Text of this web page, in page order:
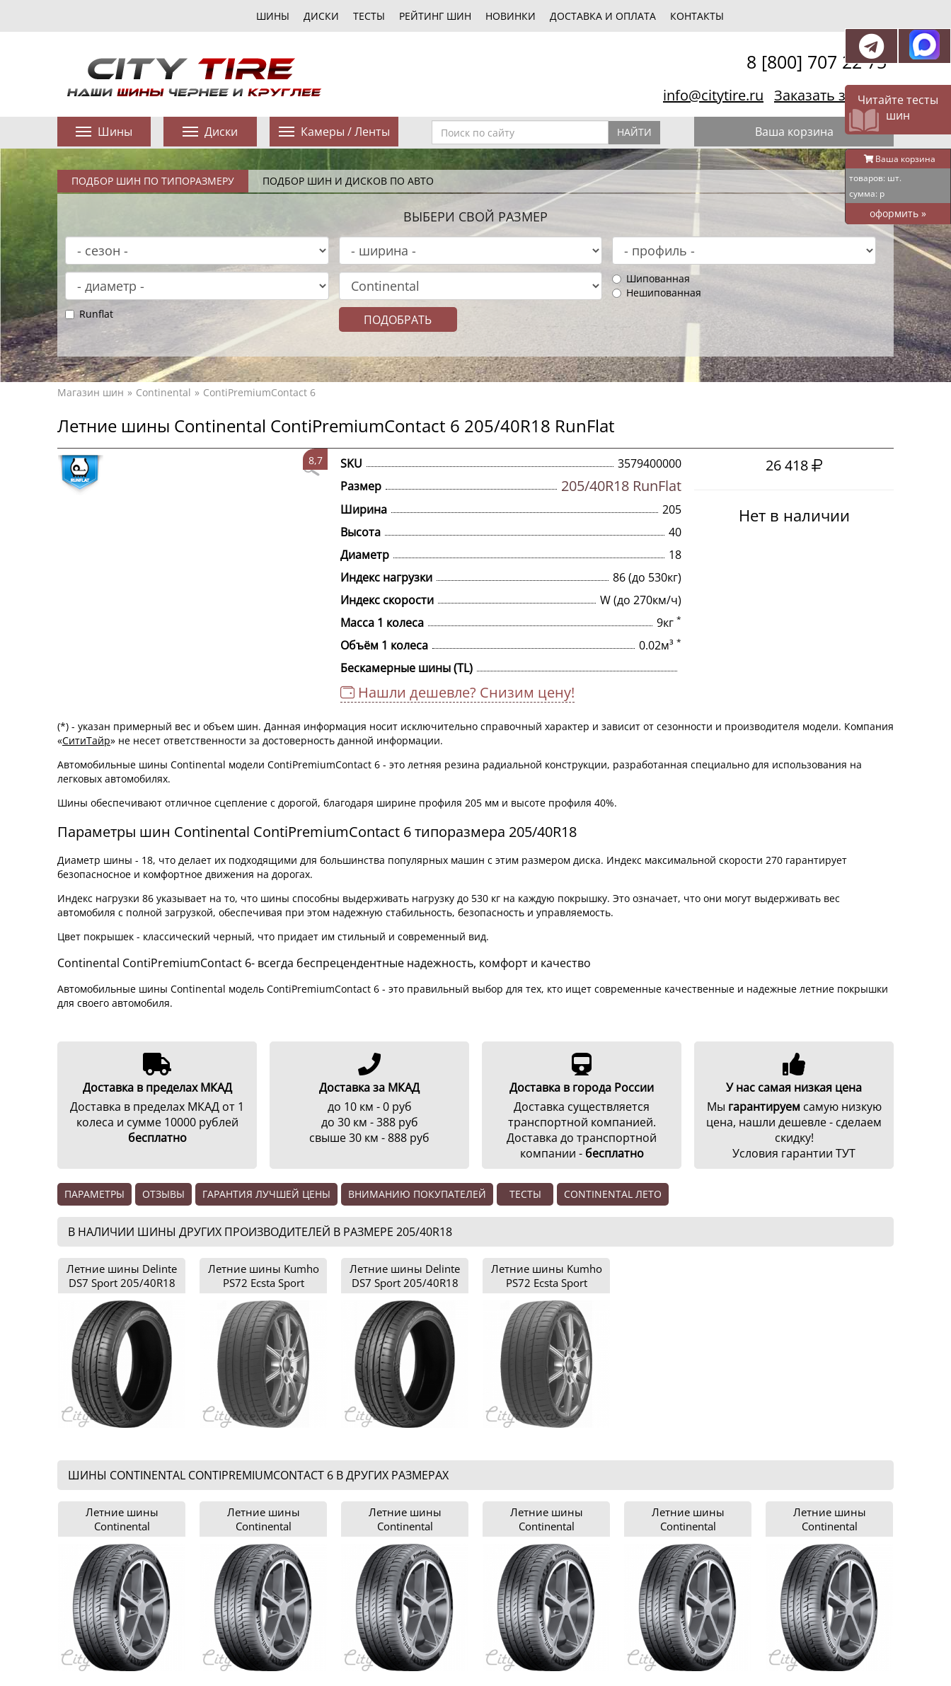
Читайте тесты
шин
Ваша корзина
товаров: шт.
сумма: р
оформить »
ШИНЫ ДИСКИ ТЕСТЫ РЕЙТИНГ ШИН НОВИНКИ ДОСТАВКА И ОПЛАТА КОНТАКТЫ
8 [800] 707 22 75
info@citytire.ru Заказать звонок
Шины Диски Камеры / Ленты НАЙТИ Ваша корзина
ПОДБОР ШИН ПО ТИПОРАЗМЕРУ ПОДБОР ШИН И ДИСКОВ ПО АВТО
ВЫБЕРИ СВОЙ РАЗМЕР
Шипованная
Нешипованная
Runflat
Магазин шин Continental ContiPremiumContact 6
Летние шины Continental ContiPremiumContact 6 205/40R18 RunFlat
8,7 SKU
3579400000
Размер
205/40R18 RunFlat
Ширина
205
Высота
40
Диаметр
18
Индекс нагрузки
86 (до 530кг)
Индекс скорости
W (до 270км/ч)
Масса 1 колеса
9кг *
Объём 1 колеса 0.02м³ *
Бескамерные шины (TL)
Нашли дешевле? Снизим цену!
26 418
Нет в наличии
(*) - указан примерный вес и объем шин. Данная информация носит исключительно справочный характер и зависит от сезонности и производителя модели. Компания
«СитиТайр» не несет ответственности за достоверность данной информации.
Автомобильные шины Continental модели ContiPremiumContact 6 - это летняя резина радиальной конструкции, разработанная специально для использования на
легковых автомобилях.
Шины обеспечивают отличное сцепление с дорогой, благодаря ширине профиля 205 мм и высоте профиля 40%.
Параметры шин Continental ContiPremiumContact 6 типоразмера 205/40R18
Диаметр шины - 18, что делает их подходящими для большинства популярных машин с этим размером диска. Индекс максимальной скорости 270 гарантирует
безопасносное и комфортное движения на дорогах.
Индекс нагрузки 86 указывает на то, что шины способны выдерживать нагрузку до 530 кг на каждую покрышку. Это означает, что они могут выдерживать вес
автомобиля с полной загрузкой, обеспечивая при этом надежную стабильность, безопасность и управляемость.
Цвет покрышек - классический черный, что придает им стильный и современный вид.
Continental ContiPremiumContact 6- всегда беспрецендентные надежность, комфорт и качество
Автомобильные шины Continental модель ContiPremiumContact 6 - это правильный выбор для тех, кто ищет современные качественные и надежные летние покрышки
для своего автомобиля.
Доставка в пределах МКАД
Доставка в пределах МКАД от 1
колеса и сумме 10000 рублей
бесплатно
Доставка за МКАД
до 10 км - 0 руб
до 30 км - 388 руб
свыше 30 км - 888 руб
Доставка в города России
Доставка существляется
транспортной компанией.
Доставка до транспортной
компании - бесплатно
У нас самая низкая цена
Мы гарантируем самую низкую
цена, нашли дешевле - сделаем
скидку!
Условия гарантии ТУТ
ПАРАМЕТРЫ ОТЗЫВЫ ГАРАНТИЯ ЛУЧШЕЙ ЦЕНЫ ВНИМАНИЮ ПОКУПАТЕЛЕЙ ТЕСТЫ CONTINENTAL ЛЕТО
В НАЛИЧИИ ШИНЫ ДРУГИХ ПРОИЗВОДИТЕЛЕЙ В РАЗМЕРЕ 205/40R18
Летние шины Delinte
DS7 Sport 205/40R18
Летние шины Kumho
PS72 Ecsta Sport
205/40R18
Летние шины Delinte
DS7 Sport 205/40R18
Летние шины Kumho
PS72 Ecsta Sport
205/40R18
ШИНЫ CONTINENTAL CONTIPREMIUMCONTACT 6 В ДРУГИХ РАЗМЕРАХ
Летние шины
Continental
ContiPremiumContact 6
185/65R15
Летние шины
Continental
ContiPremiumContact 6
195/65R15
Летние шины
Continental
ContiPremiumContact 6
205/40R17
Летние шины
Continental
ContiPremiumContact 6
205/40R18
Летние шины
Continental
ContiPremiumContact 6
205/45R16
Летние шины
Continental
ContiPremiumContact 6
205/45R17